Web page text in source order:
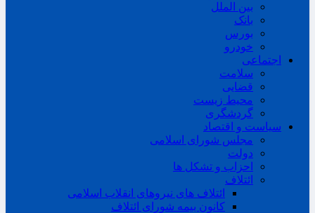
بین الملل
بانک
بورس
خودرو
اجتماعی
سلامت
قضایی
محیط زیست
گردشگری
سیاست و اقتصاد
مجلس شورای اسلامی
دولت
احزاب و تشکل ها
ائتلاف
ائتلاف های نیروهای انقلاب اسلامی
کانون بیمه شورای ائتلاف